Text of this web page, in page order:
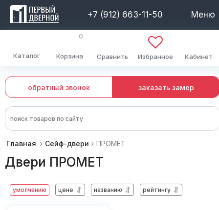
+7 (912) 663-11-50 Меню
Каталог
0
Корзина Сравнить Избранное Кабинет
обратный звонок заказать замер
Главная Сейф-двери ПРОМЕТ
Двери ПРОМЕТ
умолчанию цене названию рейтингу